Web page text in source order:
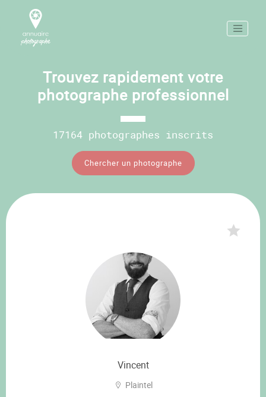
Trouvez rapidement votre
photographe professionnel
17164 photographes inscrits
Chercher un photographe
Vincent
Plaintel